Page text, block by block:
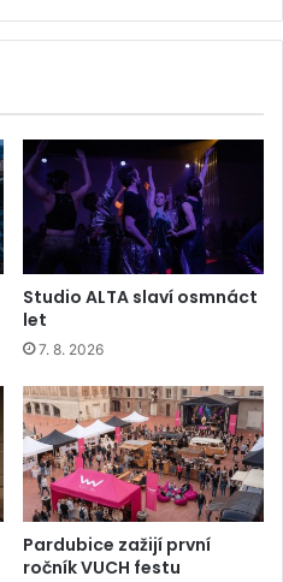
Studio ALTA slaví osmnáct
let
7. 8. 2026
Pardubice zažijí první
ročník VUCH festu